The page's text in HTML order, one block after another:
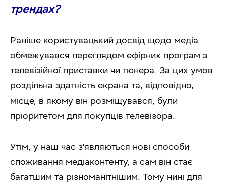
трендах?
Раніше користувацький досвід щодо медіа
обмежувався переглядом ефірних програм з
телевізійної приставки чи тюнера. За цих умов
роздільна здатність екрана та, відповідно,
місце, в якому він розміщувався, були
пріоритетом для покупців телевізора.
Утім, у наш час з’являються нові способи
споживання медіаконтенту, а сам він стає
багатшим та різноманітнішим. Тому нині для